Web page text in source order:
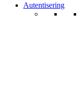
Autentisering